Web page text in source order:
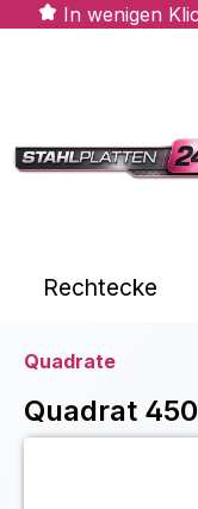
Hauptinhalt
Zur Suche springen
Zur
In wenigen
Rechtecke
Quadrate
Quadrat
Bildergalerie